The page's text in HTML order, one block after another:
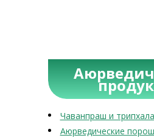
Чаванпраш и трипхала
Аюрведические